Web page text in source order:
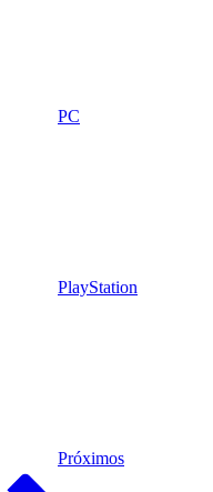
PC
PlayStation
Próximos